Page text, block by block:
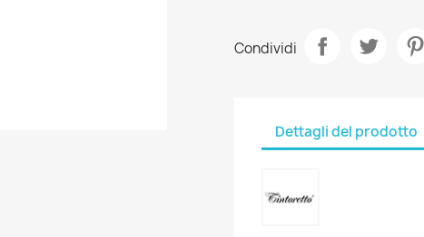
Condividi
Dettagli del prodotto